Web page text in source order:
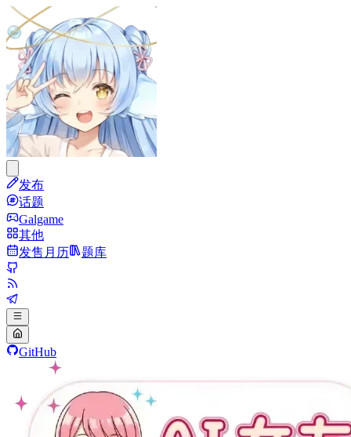
发布
话题
Galgame
其他
发售月历
题库
GitHub